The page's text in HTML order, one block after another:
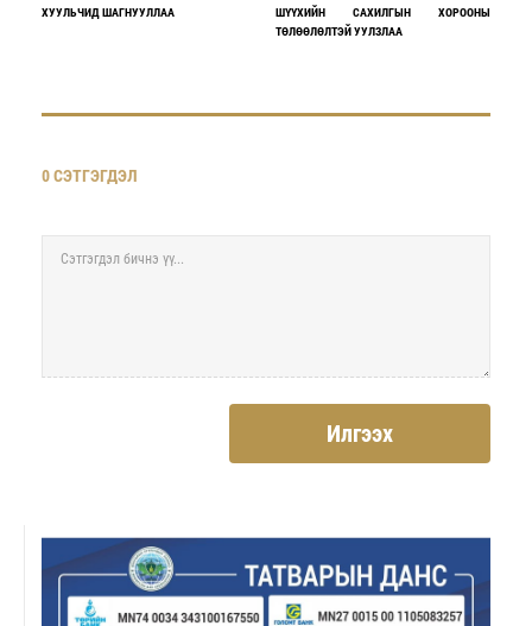
ХУУЛЬЧИД ШАГНУУЛЛАА
ШҮҮХИЙН САХИЛГЫН ХОРООНЫ
ТӨЛӨӨЛӨЛТЭЙ УУЛЗЛАА
0 СЭТГЭГДЭЛ
Илгээх